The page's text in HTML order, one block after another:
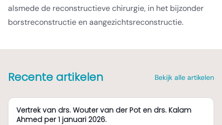
alsmede de reconstructieve chirurgie, in het bijzonder
borstreconstructie en aangezichtsreconstructie.
Recente artikelen Bekijk alle artikelen
Vertrek van drs. Wouter van der Pot en drs. Kalam
Ahmed per 1 januari 2026.